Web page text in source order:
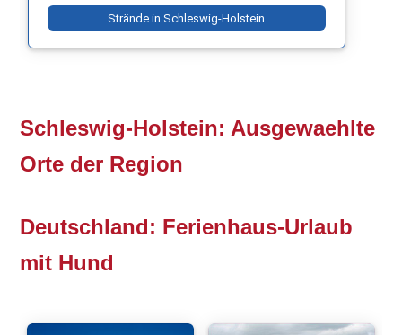
Strände in Schleswig-Holstein
Schleswig-Holstein: Ausgewaehlte
Orte der Region
Deutschland: Ferienhaus-Urlaub
mit Hund